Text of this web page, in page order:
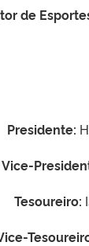
de
Presidente:
Vice-
Tesoureiro: